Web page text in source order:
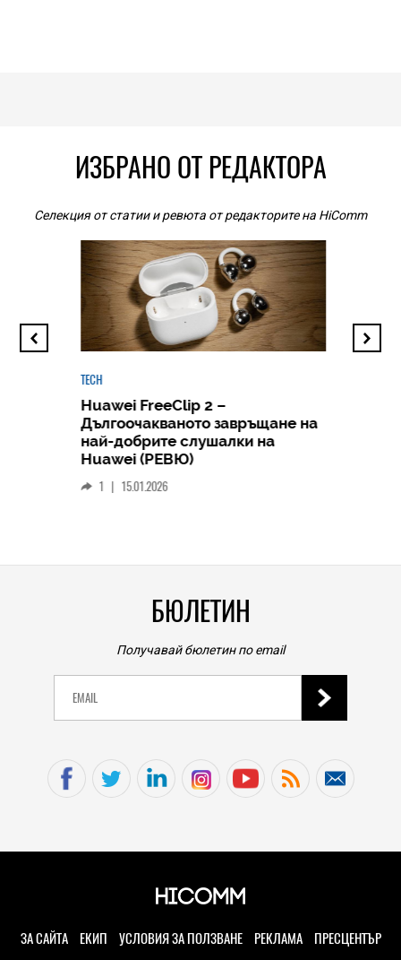
ИЗБРАНО ОТ РЕДАКТОРА
Селекция от статии и ревюта от редакторите на HiComm
TECH
Huawei FreeClip 2 –
Дългоочакваното завръщане на
най-добрите слушалки на
Huawei (РЕВЮ)
1 15.01.2026
БЮЛЕТИН
Получавай бюлетин по email
ЗА САЙТА ЕКИП УСЛОВИЯ ЗА ПОЛЗВАНЕ РЕКЛАМА
ПРЕСЦЕНТЪР